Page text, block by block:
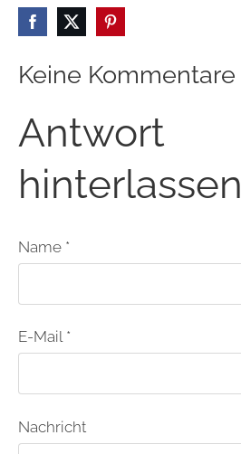
Keine Kommentare
Antwort
hinterlassen
Name *
E-Mail *
Nachricht